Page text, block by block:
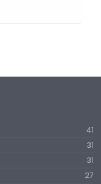
41
31
31
27